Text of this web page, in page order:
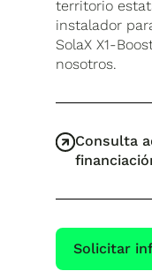
territorio
instalador
SolaX X1-
nosotros.
Consulta
Solicitar